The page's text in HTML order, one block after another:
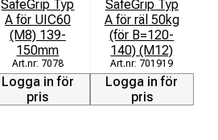
SafeGrip Typ
A för UIC60
(M8) 139-
150mm
7078
Logga in för
pris
SafeGrip Typ
A för räl 50kg
(för B=120-
140) (M12)
701919
Logga in för
pris